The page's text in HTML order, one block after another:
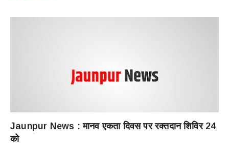
Jaunpur News : ​मानव एकता दिवस पर रक्तदान शिविर 24
को